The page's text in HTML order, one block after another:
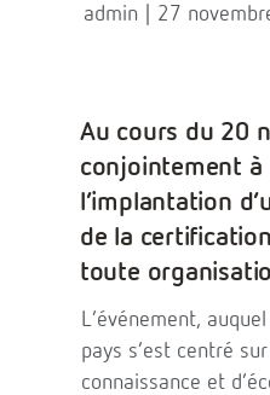
admin | 27
Au cours du 20
conjointement à
l’implantation
de la
toute
L’événement,
pays s’est centré
connaissance et